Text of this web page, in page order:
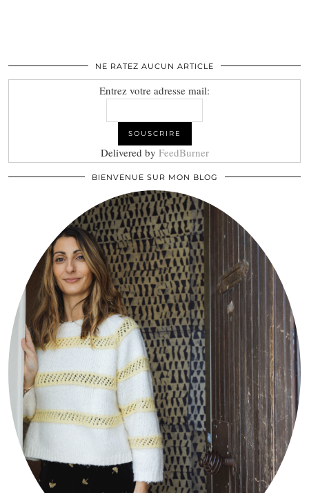
NE RATEZ AUCUN ARTICLE
Entrez votre adresse mail:
Delivered by FeedBurner
BIENVENUE SUR MON BLOG